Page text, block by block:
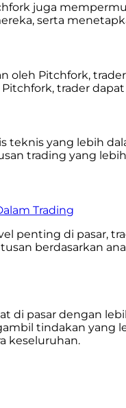
juga
serta
oleh Pitchfork,
trader
teknis yang lebih
trading yang
Trading
penting di pasar,
berdasarkan
di pasar dengan
tindakan
keseluruhan.